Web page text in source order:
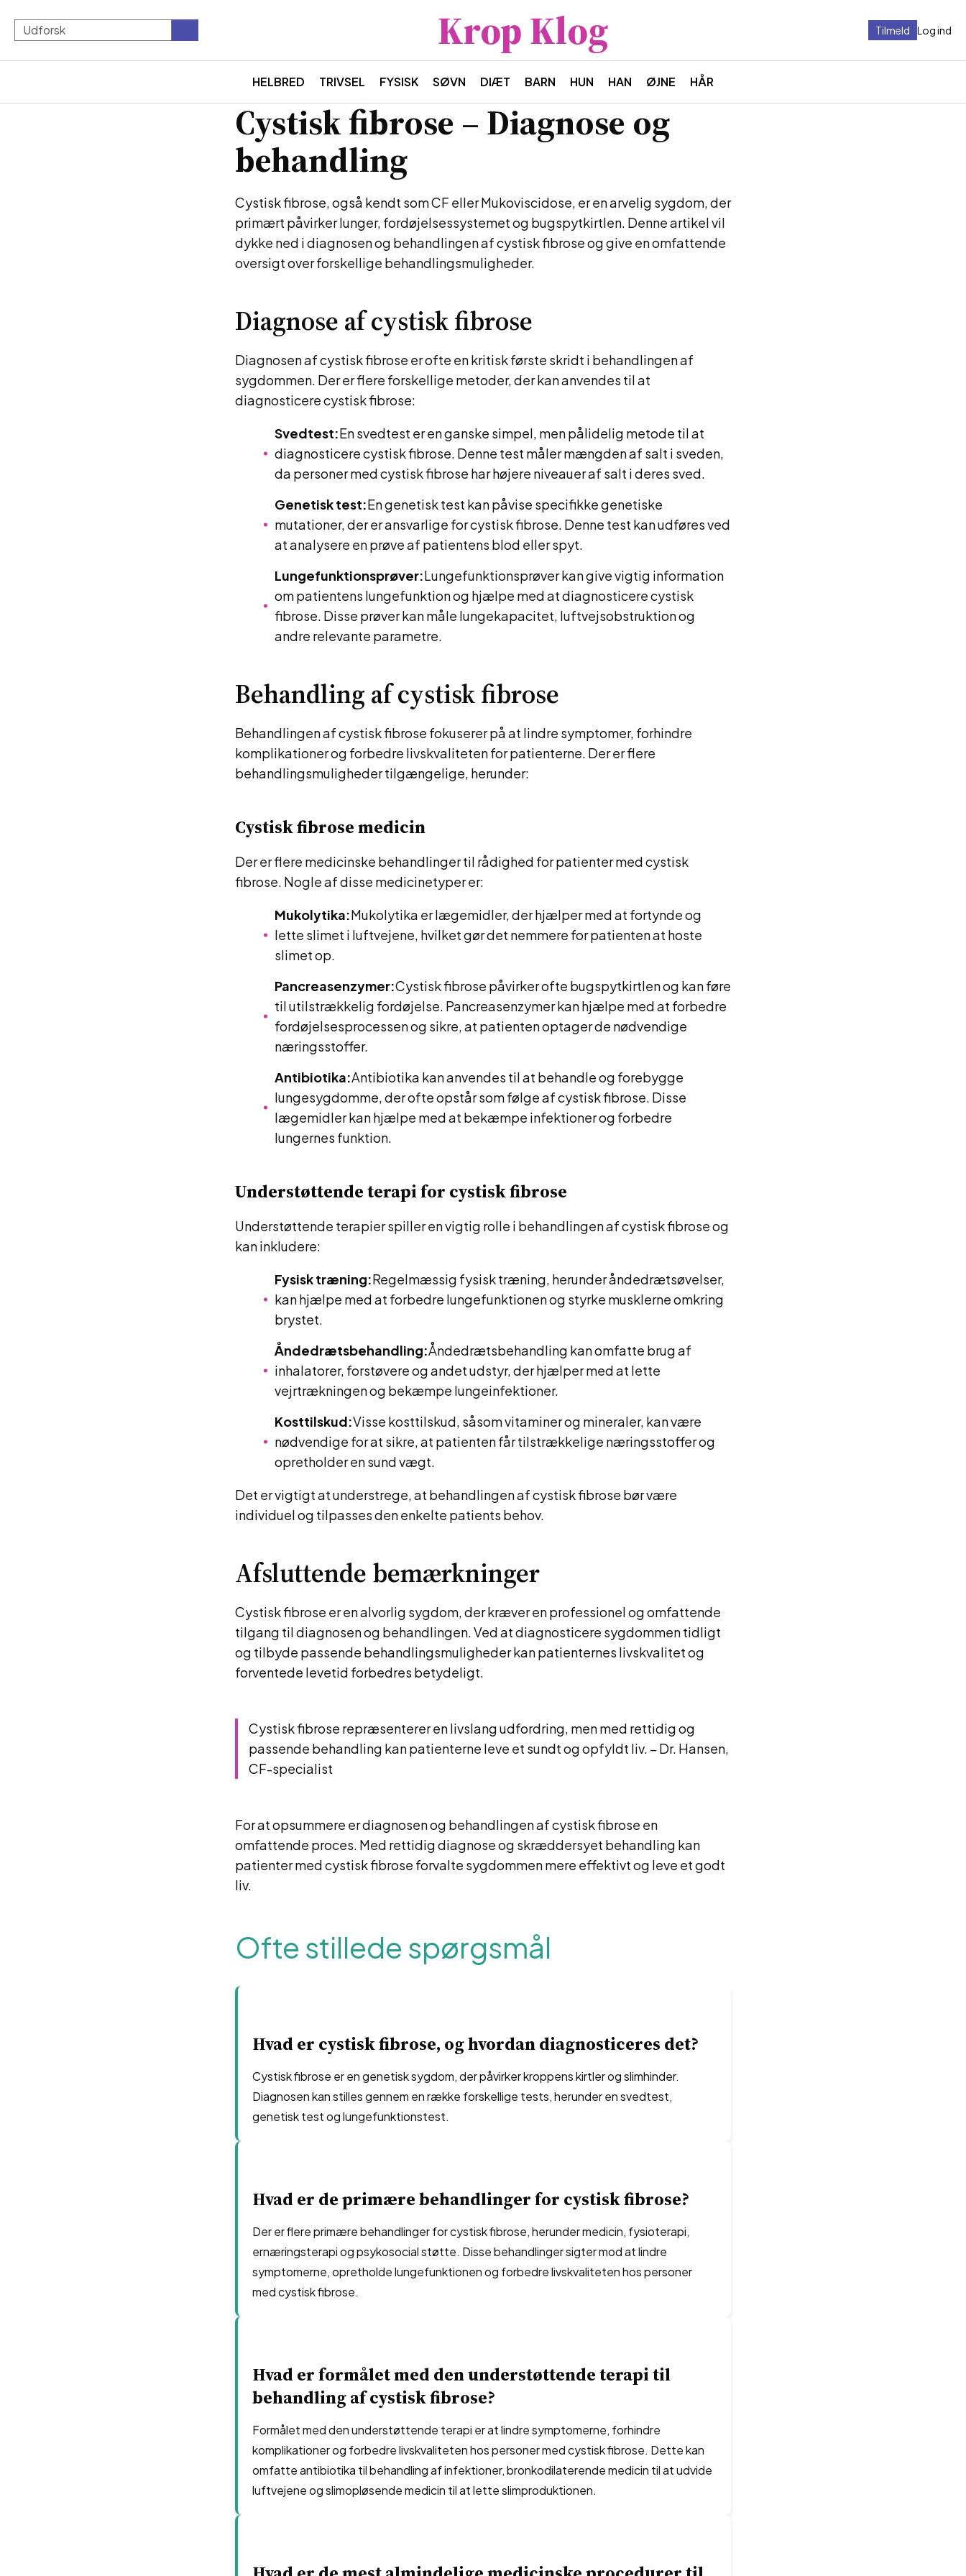
Krop Klog Log ind
Tilmeld
HELBRED TRIVSEL FYSISK SØVN DIÆT BARN HUN HAN ØJNE HÅR
Cystisk fibrose – Diagnose og
behandling
Cystisk fibrose, også kendt som CF eller Mukoviscidose, er en arvelig sygdom, der
primært påvirker lunger, fordøjelsessystemet og bugspytkirtlen. Denne artikel vil
dykke ned i diagnosen og behandlingen af cystisk fibrose og give en omfattende
oversigt over forskellige behandlingsmuligheder.
Diagnose af cystisk fibrose
Diagnosen af cystisk fibrose er ofte en kritisk første skridt i behandlingen af
sygdommen. Der er flere forskellige metoder, der kan anvendes til at
diagnosticere cystisk fibrose:
Svedtest:En svedtest er en ganske simpel, men pålidelig metode til at
diagnosticere cystisk fibrose. Denne test måler mængden af salt i sveden,
da personer med cystisk fibrose har højere niveauer af salt i deres sved.
Genetisk test:En genetisk test kan påvise specifikke genetiske
mutationer, der er ansvarlige for cystisk fibrose. Denne test kan udføres ved
at analysere en prøve af patientens blod eller spyt.
Lungefunktionsprøver:Lungefunktionsprøver kan give vigtig information
om patientens lungefunktion og hjælpe med at diagnosticere cystisk
fibrose. Disse prøver kan måle lungekapacitet, luftvejsobstruktion og
andre relevante parametre.
Behandling af cystisk fibrose
Behandlingen af cystisk fibrose fokuserer på at lindre symptomer, forhindre
komplikationer og forbedre livskvaliteten for patienterne. Der er flere
behandlingsmuligheder tilgængelige, herunder:
Cystisk fibrose medicin
Der er flere medicinske behandlinger til rådighed for patienter med cystisk
fibrose. Nogle af disse medicinetyper er:
Mukolytika:Mukolytika er lægemidler, der hjælper med at fortynde og
lette slimet i luftvejene, hvilket gør det nemmere for patienten at hoste
slimet op.
Pancreasenzymer:Cystisk fibrose påvirker ofte bugspytkirtlen og kan føre
til utilstrækkelig fordøjelse. Pancreasenzymer kan hjælpe med at forbedre
fordøjelsesprocessen og sikre, at patienten optager de nødvendige
næringsstoffer.
Antibiotika:Antibiotika kan anvendes til at behandle og forebygge
lungesygdomme, der ofte opstår som følge af cystisk fibrose. Disse
lægemidler kan hjælpe med at bekæmpe infektioner og forbedre
lungernes funktion.
Understøttende terapi for cystisk fibrose
Understøttende terapier spiller en vigtig rolle i behandlingen af cystisk fibrose og
kan inkludere:
Fysisk træning:Regelmæssig fysisk træning, herunder åndedrætsøvelser,
kan hjælpe med at forbedre lungefunktionen og styrke musklerne omkring
brystet.
Åndedrætsbehandling:Åndedrætsbehandling kan omfatte brug af
inhalatorer, forstøvere og andet udstyr, der hjælper med at lette
vejrtrækningen og bekæmpe lungeinfektioner.
Kosttilskud:Visse kosttilskud, såsom vitaminer og mineraler, kan være
nødvendige for at sikre, at patienten får tilstrækkelige næringsstoffer og
opretholder en sund vægt.
Det er vigtigt at understrege, at behandlingen af cystisk fibrose bør være
individuel og tilpasses den enkelte patients behov.
Afsluttende bemærkninger
Cystisk fibrose er en alvorlig sygdom, der kræver en professionel og omfattende
tilgang til diagnosen og behandlingen. Ved at diagnosticere sygdommen tidligt
og tilbyde passende behandlingsmuligheder kan patienternes livskvalitet og
forventede levetid forbedres betydeligt.
Cystisk fibrose repræsenterer en livslang udfordring, men med rettidig og
passende behandling kan patienterne leve et sundt og opfyldt liv. – Dr. Hansen,
CF-specialist
For at opsummere er diagnosen og behandlingen af cystisk fibrose en
omfattende proces. Med rettidig diagnose og skræddersyet behandling kan
patienter med cystisk fibrose forvalte sygdommen mere effektivt og leve et godt
liv.
Ofte stillede spørgsmål
Hvad er cystisk fibrose, og hvordan diagnosticeres det?
Cystisk fibrose er en genetisk sygdom, der påvirker kroppens kirtler og slimhinder.
Diagnosen kan stilles gennem en række forskellige tests, herunder en svedtest,
genetisk test og lungefunktionstest.
Hvad er de primære behandlinger for cystisk fibrose?
Der er flere primære behandlinger for cystisk fibrose, herunder medicin, fysioterapi,
ernæringsterapi og psykosocial støtte. Disse behandlinger sigter mod at lindre
symptomerne, opretholde lungefunktionen og forbedre livskvaliteten hos personer
med cystisk fibrose.
Hvad er formålet med den understøttende terapi til
behandling af cystisk fibrose?
Formålet med den understøttende terapi er at lindre symptomerne, forhindre
komplikationer og forbedre livskvaliteten hos personer med cystisk fibrose. Dette kan
omfatte antibiotika til behandling af infektioner, bronkodilaterende medicin til at udvide
luftvejene og slimopløsende medicin til at lette slimproduktionen.